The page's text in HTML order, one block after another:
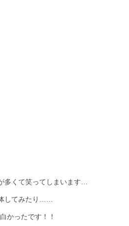
多くて笑ってしまいます…
してみたり……
かったです！！